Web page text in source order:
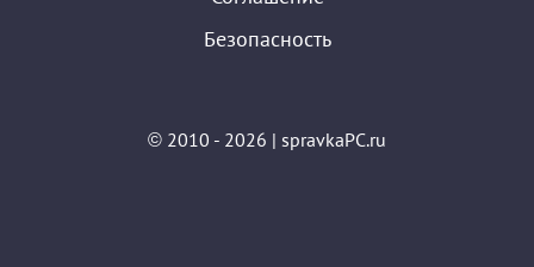
Безопасность
© 2010 - 2026 | spravkaPC.ru